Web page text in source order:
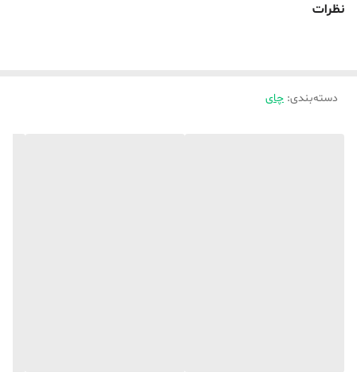
نظرات
دسته‌بندی: چای